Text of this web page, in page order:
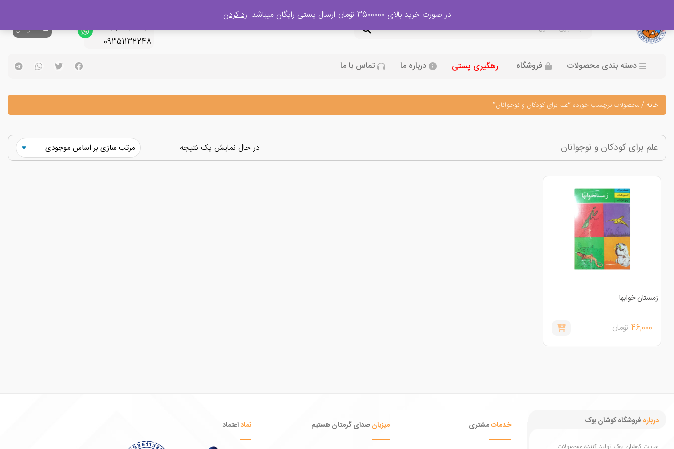
09120329397
09351132248
0تومان
دسته بندی محصولات فروشگاه رهگیری پستی درباره ما تماس با ما
خانه /محصولات برچسب خورده “علم برای کودکان و نوجوانان”
علم برای کودکان و نوجوانان در حال نمایش یک نتیجه
زمستان خوابها
46,000 تومان
درباره فروشگاه کوشان بوک خدماتمشتری میزبانصدای گرمتان هستیم نماداعتماد
در صورت خرید بالای 3500000 تومان ارسال پستی رایگان میباشد. رد کردن